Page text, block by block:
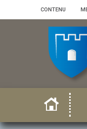
CONTENU